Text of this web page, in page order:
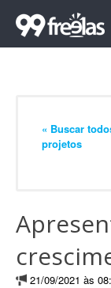
« Buscar
projetos
21/09/2021 às